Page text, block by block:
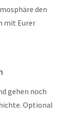
den
mit Eurer
gehen noch
Optional